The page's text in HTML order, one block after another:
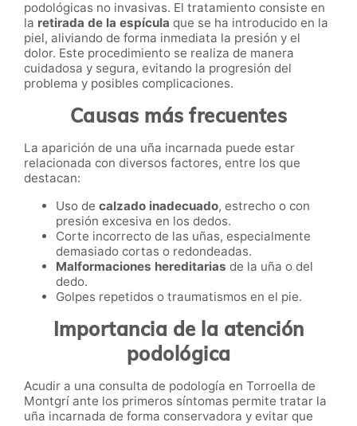
podológicas no invasivas. El tratamiento consiste en
la retirada de la espícula que se ha introducido en la
piel, aliviando de forma inmediata la presión y el
dolor. Este procedimiento se realiza de manera
cuidadosa y segura, evitando la progresión del
problema y posibles complicaciones.
Causas más frecuentes
La aparición de una uña incarnada puede estar
relacionada con diversos factores, entre los que
destacan:
Uso de calzado inadecuado, estrecho o con
presión excesiva en los dedos.
Corte incorrecto de las uñas, especialmente
demasiado cortas o redondeadas.
Malformaciones hereditarias de la uña o del
dedo.
Golpes repetidos o traumatismos en el pie.
Importancia de la atención
podológica
Acudir a una consulta de podología en Torroella de
Montgrí ante los primeros síntomas permite tratar la
uña incarnada de forma conservadora y evitar que